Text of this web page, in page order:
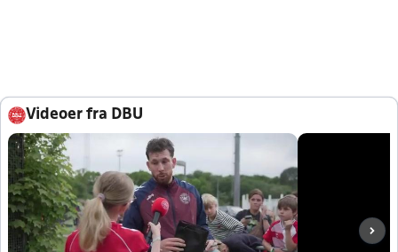
Videoer fra DBU